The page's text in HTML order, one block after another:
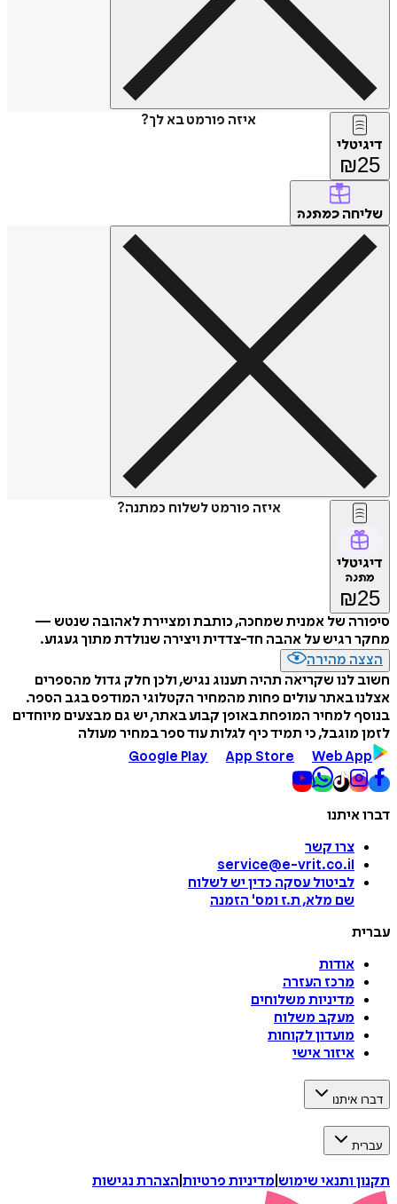
איזה פורמט בא לך?
דיגיטלי
₪25
שליחה כמתנה
איזה פורמט לשלוח כמתנה?
דיגיטלי
מתנה
₪25
סיפורה של אמנית שמחכה, כותבת ומציירת לאהובּה שנטש —
מחקר רגיש על אהבה חד-צדדית ויצירה שנולדת מתוך געגוע.
הצצה מהירה
חשוב לנו שקריאה תהיה תענוג נגיש, ולכן חלק גדול מהספרים
אצלנו באתר עולים פחות מהמחיר הקטלוגי המודפס בגב הספר.
בנוסף למחיר המופחת באופן קבוע באתר, יש גם מבצעים מיוחדים
לזמן מוגבל, כי תמיד כיף לגלות עוד ספר במחיר מעולה
Google Play
App Store Web App
דברו איתנו
צרו קשר
service@e-vrit.co.il
לביטול עסקה כדין יש לשלוח
שם מלא, ת.ז ומס' הזמנה
עברית
אודות
מרכז העזרה
מדיניות משלוחים
מעקב משלוח
מועדון לקוחות
איזור אישי
דברו איתנו
עברית
תקנון ותנאי שימוש מדיניות פרטיות הצהרת נגישות